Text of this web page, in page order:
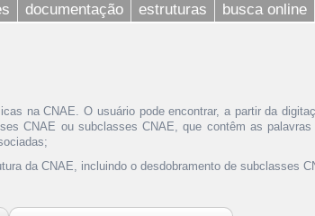
documentação estruturas busca online
na CNAE. O usuário pode encontrar, a partir da
CNAE ou subclasses CNAE, que contêm as
da CNAE, incluindo o desdobramento de subclasses